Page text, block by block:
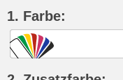
1. Farbe: